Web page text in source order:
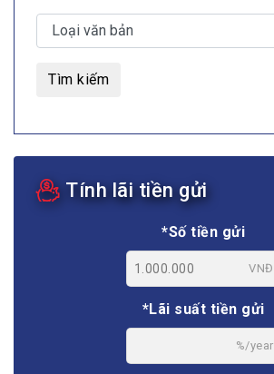
Tìm kiếm
Tính lãi tiền gửi
*Số tiền gửi
VNĐ
*Lãi suất tiền gửi
%/year